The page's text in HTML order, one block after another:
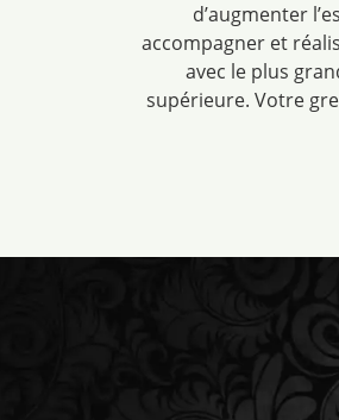
d’augmenter
accompagner et
avec le plus
supérieure. Votre